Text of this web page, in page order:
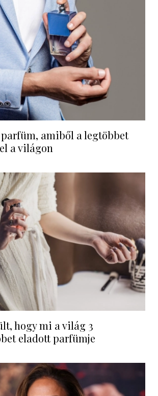
amiből a legtöbbet
a világon
hogy mi a világ 3
eladott parfümje